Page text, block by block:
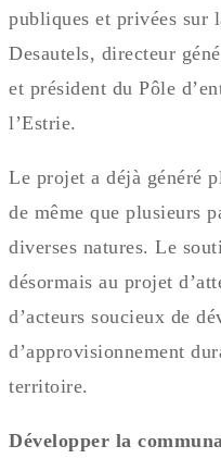
publiques et privées sur
Desautels, directeur
et président du Pôle
l’Estrie.
Le projet a déjà généré
de même que plusieurs
diverses natures. Le
désormais au projet
d’acteurs soucieux de
d’approvisionnement
territoire.
Développer la